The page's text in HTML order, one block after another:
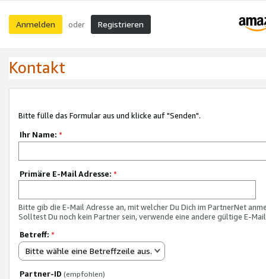
Anmelden oder Registrieren
Kontakt
Bitte fülle das Formular aus und klicke auf "Senden".
Ihr Name: *
Primäre E-Mail Adresse: *
Bitte gib die E-Mail Adresse an, mit welcher Du Dich im PartnerNet
Solltest Du noch kein Partner sein, verwende eine andere gültige E-
Betreff: *
Bitte wähle eine Betreffzeile aus.
Partner-ID (empfohlen)